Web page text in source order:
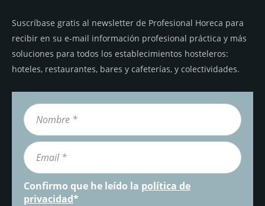
Suscríbase gratis al newsletter de Profesional Horeca para
recibir en su e-mail información profesional práctica y más
soluciones para todos los establecimientos hosteleros:
hoteles, restaurantes, bares y cafeterías, y colectividades.
Confirmo que he leído la política de
privacidad*